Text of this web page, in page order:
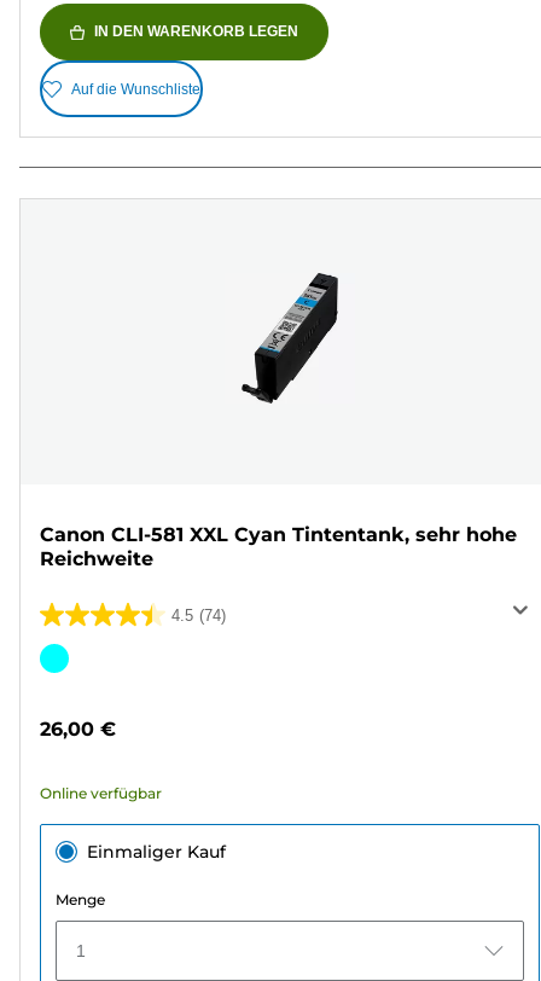
IN DEN WARENKORB LEGEN
Auf die Wunschliste
Canon CLI-581 XXL Cyan Tintentank, sehr hohe
Reichweite
4.5 (74)
4.5
von
74
Farbpatrone
26,00 €
Online verfügbar
Einmaliger Kauf
Menge
1